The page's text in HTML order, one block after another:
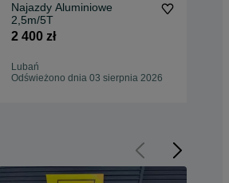
Najazdy Aluminiowe
2,5m/5T
2 400 zł
Lubań
Odświeżono dnia 03 sierpnia 2026